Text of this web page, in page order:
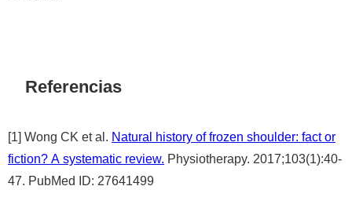
Referencias
[1] Wong CK et al. Natural history of frozen shoulder: fact or
fiction? A systematic review. Physiotherapy. 2017;103(1):40-
47. PubMed ID: 27641499